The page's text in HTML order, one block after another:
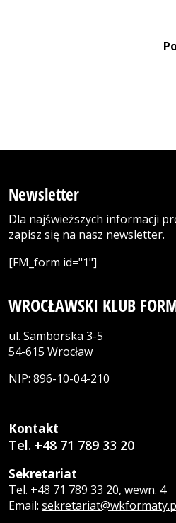
Newsletter
Dla najświeższych informacji
zapisz się na nasz newsletter.
[FM_form id="1"]
WROCŁAWSKI KLUB
ul. Samborska 3-5
54-615 Wrocław
NIP: 896-10-04-210
Kontakt
Tel. +48 71 789 33 20
Sekretariat
Tel. +48 71 789 33 20, wewn. 4
Email: